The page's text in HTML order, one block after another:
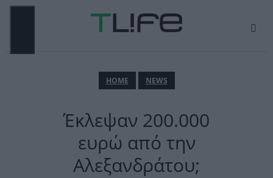
Μετάβαση
ΗΟΜΕ NEWS
Έκλεψαν 200.000
ευρώ από την
Αλεξανδράτου;